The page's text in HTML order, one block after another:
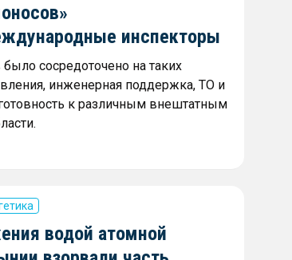
инспекторы
сосредоточено на таких
инженерная поддержка, ТО и
к различным внештатным
водой атомной